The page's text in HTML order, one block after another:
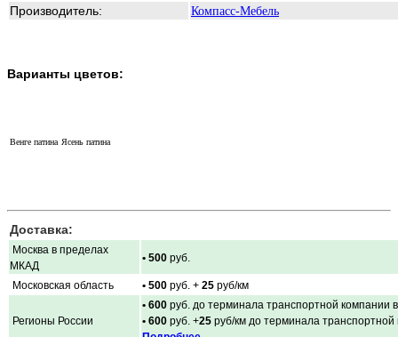
Производитель:
Компасс-Мебель
Варианты цветов:
Венге патина Ясень патина
Доставка:
Москва в пределах
МКАД
• 500 руб.
Московская область • 500 руб. + 25 руб/км
Регионы России
• 600 руб. до терминала транспортной компании
• 600 руб. +25 руб/км до терминала